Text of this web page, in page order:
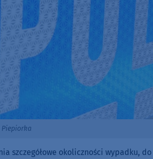
szczegółowe okoliczności wypadku,